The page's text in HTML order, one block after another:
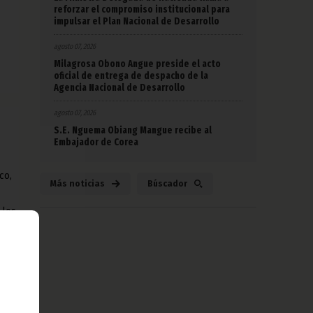
los
reforzar el compromiso institucional para
impulsar el Plan Nacional de Desarrollo
agosto 07, 2026
Milagrosa Obono Angue preside el acto
oficial de entrega de despacho de la
Agencia Nacional de Desarrollo
agosto 07, 2026
S.E. Nguema Obiang Mangue recibe al
Embajador de Corea
Más noticias Búscador